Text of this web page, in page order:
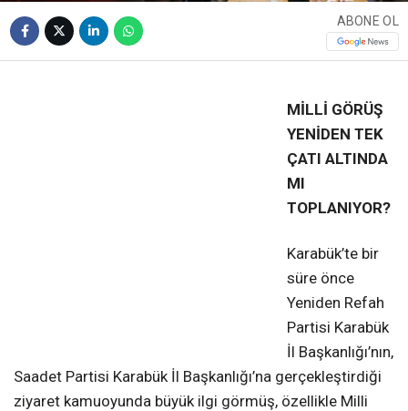
ABONE OL
MİLLİ GÖRÜŞ
YENİDEN TEK
ÇATI ALTINDA
MI
TOPLANIYOR?
Karabük’te bir
süre önce
Yeniden Refah
Partisi Karabük
İl Başkanlığı’nın,
Saadet Partisi Karabük İl Başkanlığı’na gerçekleştirdiği
ziyaret kamuoyunda büyük ilgi görmüş, özellikle Milli